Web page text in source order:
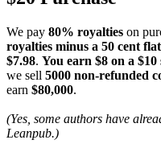
We pay 80% royalties on
royalties minus a 50 cent
$7.98. You earn $8 on a $10
we sell 5000 non-refunded
earn $80,000.
(Yes, some authors have
Leanpub.)